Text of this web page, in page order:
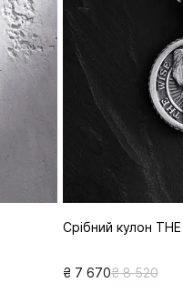
Срібний кулон THE
₴ 7 670₴ 8 520